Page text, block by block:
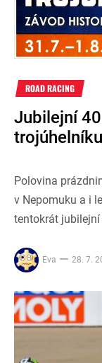
ROAD RACING
Jubilejní
Polovina
v Nepomuku a i
tentokrát jubilejní
Eva 28. 7.